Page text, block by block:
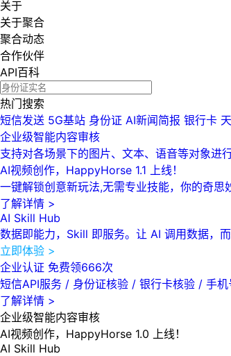
关于
关于聚合
聚合动态
合作伙伴
API百科
热门搜索
短信发送 5G基站 身份证 AI新闻简报 银行卡
企业级智能内容审核
支持对各场景下的图片、文本、语音等对象进
AI视频创作，HappyHorse 1.1 上线！
一键解锁创意新玩法,无需专业技能，你的奇思
了解详情 >
AI Skill Hub
数据即能力，Skill 即服务。让 AI 调用数据，
立即体验 >
企业认证 免费领666次
短信API服务 / 身份证核验 / 银行卡核验 / 手
了解详情 >
企业级智能内容审核
AI视频创作，HappyHorse 1.0 上线！
AI Skill Hub